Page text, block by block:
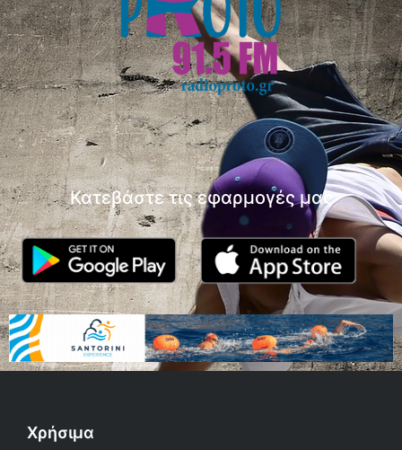
Κατεβάστε τις εφαρμογές μας
Χρήσιμα